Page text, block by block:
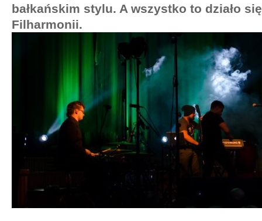
bałkańskim stylu. A wszystko to działo
Filharmonii.